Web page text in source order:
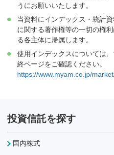
うにお願いいたします。
当資料にインデックス・統計
に関する著作権等の一切の権
る各主体に帰属します。
使用インデックスについては
終ページをご確認ください。
https://www.myam.co.jp/
投資信託を探す
国内株式